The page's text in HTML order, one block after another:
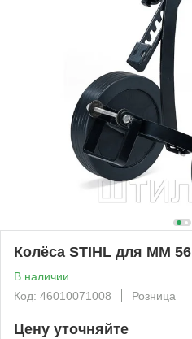
Колёса STIHL для MM 56
В наличии
Код: 46010071008
Розница
Цену уточняйте